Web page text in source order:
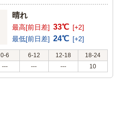
晴れ
最高[前日差] 33℃ [+2]
最低[前日差] 24℃ [+2]
0-6 6-12 12-18
18-24
--- --- --- 10